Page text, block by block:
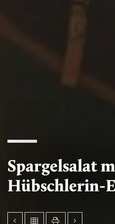
Spargelsalat
Hübschlerin-